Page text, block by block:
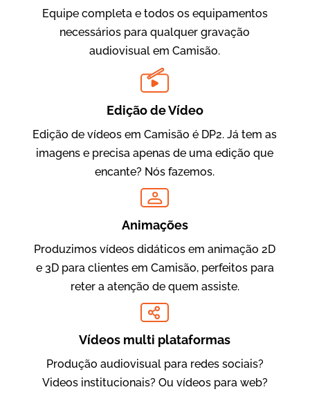
Vídeos de Integração e Segurança
Vídeo Institucional
Amigo Edu
Equipe completa e todos os equipamentos
necessários para qualquer gravação
audiovisual em Camisão.
Edição de Vídeo
Edição de vídeos em Camisão é DP2. Já tem as
imagens e precisa apenas de uma edição que
encante? Nós fazemos.
Animações
Produzimos vídeos didáticos em animação 2D
e 3D para clientes em Camisão, perfeitos para
reter a atenção de quem assiste.
Vídeos multi plataformas
Produção audiovisual para redes sociais?
Videos institucionais? Ou vídeos para web?